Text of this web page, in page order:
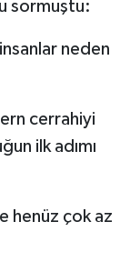
sormuştu:
neden
cerrahiyi
ilk adımı
henüz çok az